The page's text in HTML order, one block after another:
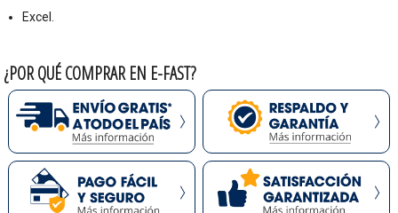
Excel.
¿POR QUÉ COMPRAR EN E-FAST?